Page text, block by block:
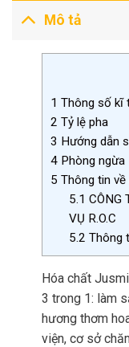
Mô tả
1 Thông số kĩ
2 Tỷ lệ pha
3 Hướng dẫn
4Phòng ngừa
5 Thông tin về
5.1 CÔNG
VỤ R.O.C
5.2 Thông
Hóa chất
3 trong 1: làm
hương thơm
viện, cơ sở